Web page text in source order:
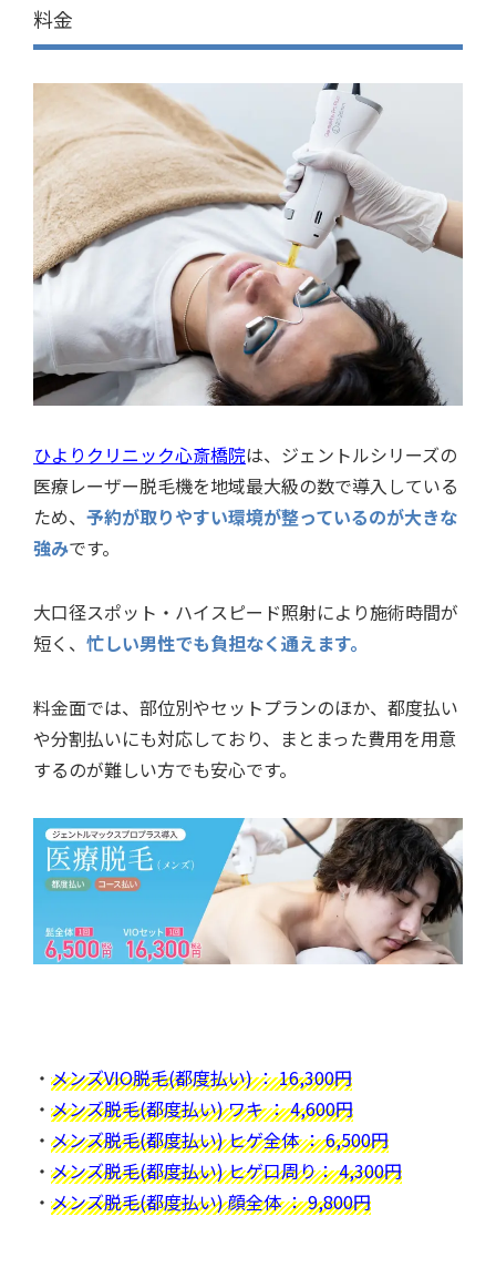
料金
ひよりクリニック心斎橋院は、ジェントルシリーズの
医療レーザー脱毛機を地域最大級の数で導入している
ため、 予約が取りやすい環境が整っているのが大きな
強みです。
大口径スポット・ハイスピード照射により施術時間が
短く、 忙しい男性でも負担なく通えます。
料金面では、部位別やセットプランのほか、都度払い
や分割払いにも対応しており、まとまった費用を用意
するのが難しい方でも安心です。
・ メンズVIO脱毛(都度払い) ： 16,300円
・ メンズ脱毛(都度払い) ワキ ： 4,600円
・ メンズ脱毛(都度払い) ヒゲ全体 ： 6,500円
・ メンズ脱毛(都度払い) ヒゲ口周り： 4,300円
・ メンズ脱毛(都度払い) 顔全体 ： 9,800円